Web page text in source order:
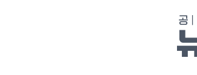
들썩'…"세계적인 선수 되길"
해안에 상륙 (1보)